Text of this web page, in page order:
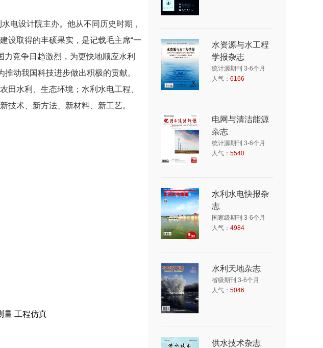
电设计院主办。他从不同历史时期，
设取得的丰硕果实，是记载毛主席“一
竞争日趋激烈，为更快地顺应水利
动我国科技进步做出积极的贡献。
田水利、生态环境；水利水电工程、
技术、新方法、新材料、新工艺。
量 工程仿真
水资源与水工程
学报杂志
统计源期刊 3-6个月
人气： 6166
电网与清洁能源
杂志
统计源期刊 3-6个月
人气： 5540
水利水电快报杂
志
国家级期刊 3-6个月
人气： 4984
水利天地杂志
省级期刊 3-6个月
人气： 5046
供水技术杂志